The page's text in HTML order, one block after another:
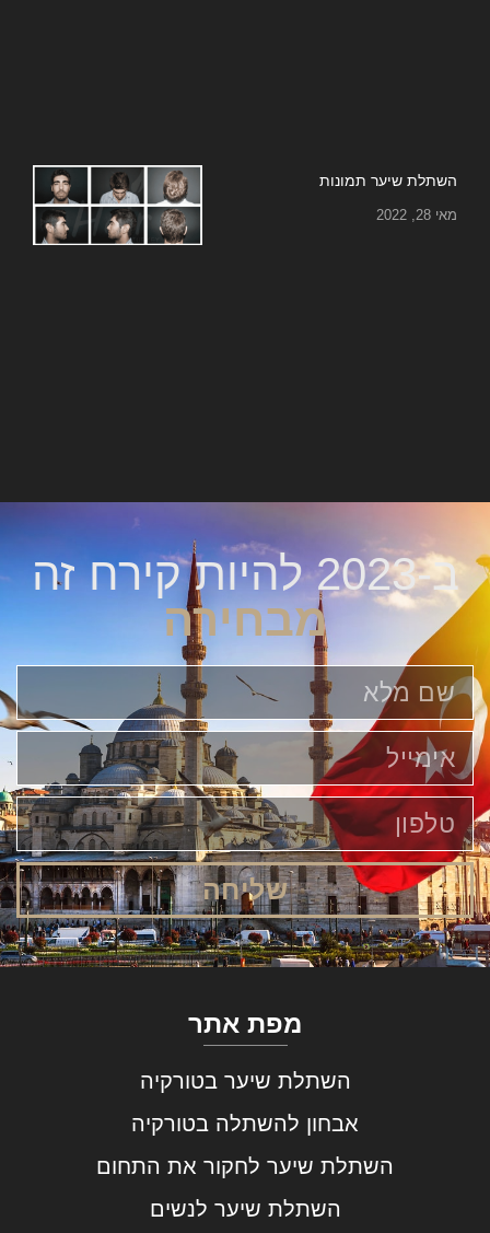
השתלת שיער תמונות
מאי 28, 2022
ב-2023 להיות קירח זה
מבחירה
שליחה
מפת אתר
השתלת שיער בטורקיה
אבחון להשתלה בטורקיה
השתלת שיער לחקור את התחום
השתלת שיער לנשים